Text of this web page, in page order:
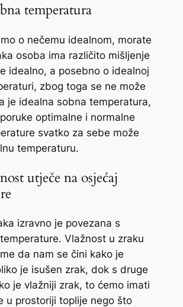
temperatura
o nečemu idealnom, morate
osoba ima različito mišljenje
idealno, a posebno o idealnoj
zbog toga se ne može
je idealna sobna temperatura,
optimalne i normalne
svatko za sebe može
temperaturu.
utječe na osjećaj
izravno je povezana s
Vlažnost u zraku
da nam se čini kako je
je isušen zrak, dok s druge
je vlažniji zrak, to ćemo imati
u prostoriji toplije nego što